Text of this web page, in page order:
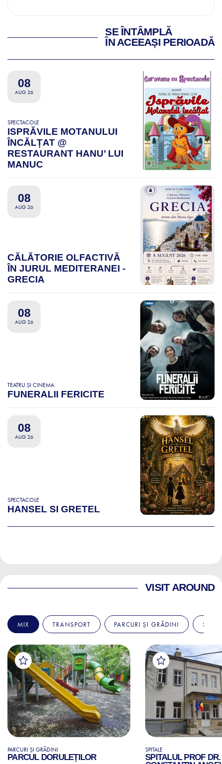
SE ÎNTÂMPLĂ
ÎN ACEEAȘI PERIOADĂ
08
AUG 26
SPECTACOLE
ISPRĂVILE MOTANULUI
ÎNCĂLȚAT @
RESTAURANT HANU’ LUI
MANUC
08
AUG 26
CĂLĂTORIE OLFACTIVĂ
ÎN JURUL MEDITERANEI -
GRECIA
08
AUG 26
TEATRU ȘI CINEMA
FUNERALII FERICITE
08
AUG 26
SPECTACOLE
HANSEL SI GRETEL
VISIT AROUND
MIX TRANSPORT PARCURI ȘI GRĂDINI
PARCURI ȘI GRĂDINI
PARCUL DORULEȚILOR
SPITALE
SPITALUL PROF DR.